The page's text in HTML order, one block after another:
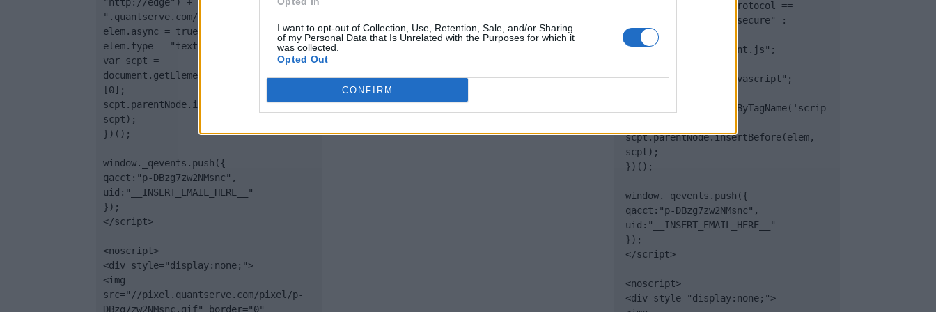
I want to opt-out of Collection, Use, Retention, Sale, and/or Sharing
of my Personal Data that Is Unrelated with the Purposes for which it
was collected.
Opted Out
CONFIRM
".quantserve.com/quant.js";
elem.async = true;
elem.type = "text/javascript";
var scpt =
document.getElementsByTagName('script')
[0];
scpt.parentNode.insertBefore(elem,
scpt);
})();
window._qevents.push({
qacct:"p-DBzg7zw2NMsnc",
uid:"__INSERT_EMAIL_HERE__"
});
</script>
<noscript>
<div style="display:none;">
<img
src="//pixel.quantserve.com/pixel/p-
DBzg7zw2NMsnc.gif" border="0"
(document.location.protocol ==
"https:" ? "https://secure" :
"http://edge") +
".quantserve.com/quant.js";
elem.type = "text/javascript";
document.getElementsByTagName('scrip
scpt.parentNode.insertBefore(elem,
scpt);
})();
window._qevents.push({
qacct:"p-DBzg7zw2NMsnc",
uid:"__INSERT_EMAIL_HERE__"
});
</script>
<noscript>
<div style="display:none;">